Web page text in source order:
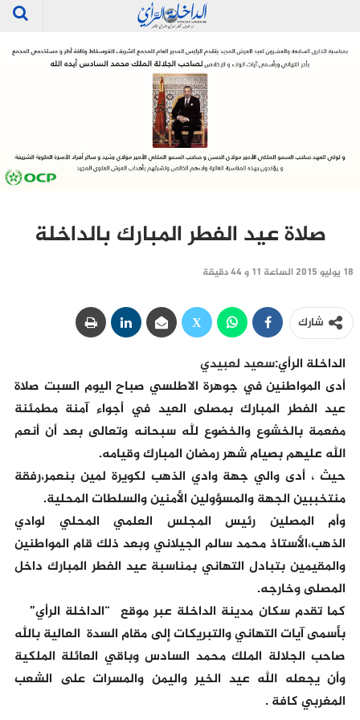
صلاة عيد الفطر المبارك بالداخلة
18 يوليو 2015 الساعة 11 و 44 دقيقة
شارك
الداخلة الرأي:سعيد لعبيدي
أدى المواطنين في جوهرة الاطلسي صباح اليوم السبت صلاة
عيد الفطر المبارك بمصلى العيد في أجواء آمنة مطمئنة
مفعمة بالخشوع والخضوع لله سبحانه وتعالى بعد أن أنعم
الله عليهم بصيام شهر رمضان المبارك وقيامه.
حيث ، أدى والي جهة وادي الذهب لكويرة لمين بنعمر،رفقة
منتخببين الجهة والمسؤولين الأمنين والسلطات المحلية.
وأم المصلين رئيس المجلس العلمي المحلي لوادي
الذهب،الأستاذ محمد سالم الجيلاني وبعد ذلك قام المواطنين
والمقيمين بتبادل التهاني بمناسبة عيد الفطر المبارك داخل
المصلى وخارجه.
كما تقدم سكان مدينة الداخلة عبر موقع “الداخلة الرأي”
بأسمى آيات التهاني والتبريكات إلى مقام السدة العالية بالله
صاحب الجلالة الملك محمد السادس وباقي العائلة الملكية
وأن يجعله الله عيد الخير واليمن والمسرات على الشعب
المغربي كافة .